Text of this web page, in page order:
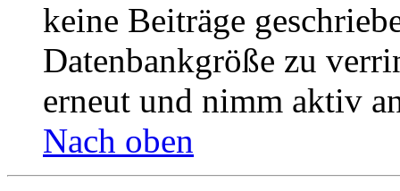
keine Beiträge
Datenbankgröße zu
erneut und nimm aktiv
Nach oben